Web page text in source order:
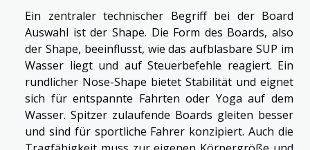
Ein zentraler technischer Begriff bei der Board
Auswahl ist der Shape. Die Form des Boards, also
der Shape, beeinflusst, wie das aufblasbare SUP im
Wasser liegt und auf Steuerbefehle reagiert. Ein
rundlicher Nose-Shape bietet Stabilität und eignet
sich für entspannte Fahrten oder Yoga auf dem
Wasser. Spitzer zulaufende Boards gleiten besser
und sind für sportliche Fahrer konzipiert. Auch die